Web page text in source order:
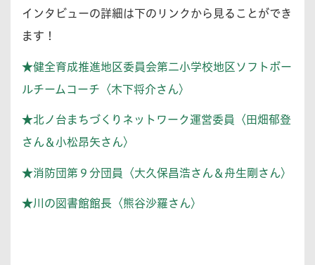
インタビューの詳細は下のリンクから見ることができ
ます！
★健全育成推進地区委員会第二小学校地区ソフトボー
ルチームコーチ〈木下将介さん〉
★北ノ台まちづくりネットワーク運営委員〈田畑郁登
さん＆小松昂矢さん〉
★消防団第９分団員〈大久保昌浩さん＆舟生剛さん〉
★川の図書館館長〈熊谷沙羅さん〉